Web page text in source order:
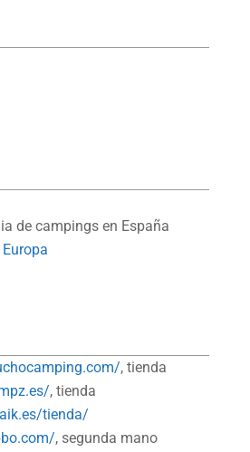
de campings en España
, tienda
, tienda
tienda/
, segunda mano